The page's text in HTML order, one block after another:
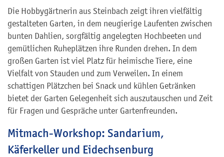
Die Hobbygärtnerin aus Steinbach zeigt ihren vielfältig
gestalteten Garten, in dem neugierige Laufenten zwischen
bunten Dahlien, sorgfältig angelegten Hochbeeten und
gemütlichen Ruheplätzen ihre Runden drehen. In dem
großen Garten ist viel Platz für heimische Tiere, eine
Vielfalt von Stauden und zum Verweilen. In einem
schattigen Plätzchen bei Snack und kühlen Getränken
bietet der Garten Gelegenheit sich auszutauschen und Zeit
für Fragen und Gespräche unter Gartenfreunden.
Mitmach-Workshop: Sandarium,
Käferkeller und Eidechsenburg